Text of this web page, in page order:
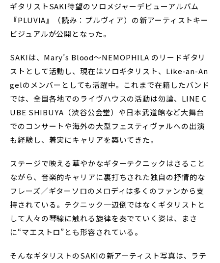
ギタリストSAKI待望のソロメジャーデビューアルバム
『PLUVIA』（読み：プルヴィア）の新アーティストキー
ビジュアルが公開となった。
SAKIは、Mary’s Blood～NEMOPHILA のリードギタリ
ストとして活動し、現在はソロギタリスト、Like-an-An
gelのメンバーとしても活躍中。これまで在籍したバンド
では、全国各地でのライヴハウスの活動は勿論、LINE C
UBE SHIBUYA（渋谷公会堂）や日本武道館など大舞台
でのコンサートや海外の大型フェスティヴァルへの出演
も経験し、着実にキャリアを築いてきた。
ステージで映える華やかなギターテクニックはさること
ながら、音楽的キャリアに裏打ちされた独自の抒情的な
フレーズ／ギターソロのメロディは多くのファンから支
持されている。テクニック一辺倒ではなくギタリストと
して人々の琴線に触れる旋律を奏でていく姿は、まさ
に“マエストロ”とも形容されている。
そんなギタリストのSAKIの新アーティスト写真は、ラテ